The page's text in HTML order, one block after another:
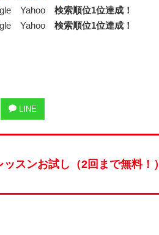
Yahoo 検索順位1位達成！
Yahoo 検索順位1位達成！
LINE
スンお試し（2回まで無料！）